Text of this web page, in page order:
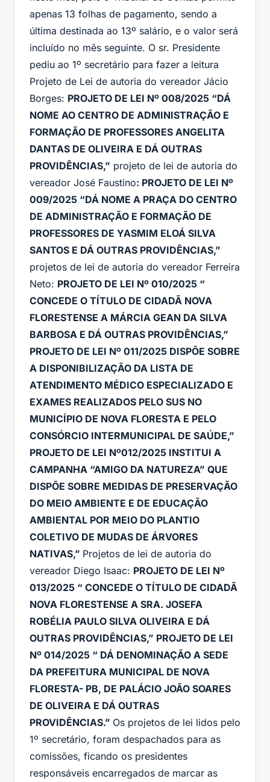
apenas 13 folhas de pagamento, sendo a
última destinada ao 13º salário, e o valor será
incluído no mês seguinte. O sr. Presidente
pediu ao 1º secretário para fazer a leitura
Projeto de Lei de autoria do vereador Jácio
Borges: PROJETO DE LEI Nº 008/2025 “DÁ
NOME AO CENTRO DE ADMINISTRAÇÃO E
FORMAÇÃO DE PROFESSORES ANGELITA
DANTAS DE OLIVEIRA E DÁ OUTRAS
PROVIDÊNCIAS,” projeto de lei de autoria do
vereador José Faustino: PROJETO DE LEI Nº
009/2025 “DÁ NOME A PRAÇA DO CENTRO
DE ADMINISTRAÇÃO E FORMAÇÃO DE
PROFESSORES DE YASMIM ELOÁ SILVA
SANTOS E DÁ OUTRAS PROVIDÊNCIAS,”
projetos de lei de autoria do vereador Ferreira
Neto: PROJETO DE LEI Nº 010/2025 “
CONCEDE O TÍTULO DE CIDADÃ NOVA
FLORESTENSE A MÁRCIA GEAN DA SILVA
BARBOSA E DÁ OUTRAS PROVIDÊNCIAS,”
PROJETO DE LEI Nº 011/2025 DISPÕE SOBRE
A DISPONIBILIZAÇÃO DA LISTA DE
ATENDIMENTO MÉDICO ESPECIALIZADO E
EXAMES REALIZADOS PELO SUS NO
MUNICÍPIO DE NOVA FLORESTA E PELO
CONSÓRCIO INTERMUNICIPAL DE SAÚDE,”
PROJETO DE LEI Nº012/2025 INSTITUI A
CAMPANHA “AMIGO DA NATUREZA” QUE
DISPÕE SOBRE MEDIDAS DE PRESERVAÇÃO
DO MEIO AMBIENTE E DE EDUCAÇÃO
AMBIENTAL POR MEIO DO PLANTIO
COLETIVO DE MUDAS DE ÁRVORES
NATIVAS,” Projetos de lei de autoria do
vereador Diego Isaac: PROJETO DE LEI Nº
013/2025 “ CONCEDE O TÍTULO DE CIDADÃ
NOVA FLORESTENSE A SRA. JOSEFA
ROBÉLIA PAULO SILVA OLIVEIRA E DÁ
OUTRAS PROVIDÊNCIAS,” PROJETO DE LEI
Nº 014/2025 “ DÁ DENOMINAÇÃO A SEDE
DA PREFEITURA MUNICIPAL DE NOVA
FLORESTA- PB, DE PALÁCIO JOÃO SOARES
DE OLIVEIRA E DÁ OUTRAS
PROVIDÊNCIAS.” Os projetos de lei lidos pelo
1º secretário, foram despachados para as
comissões, ficando os presidentes
responsáveis encarregados de marcar as